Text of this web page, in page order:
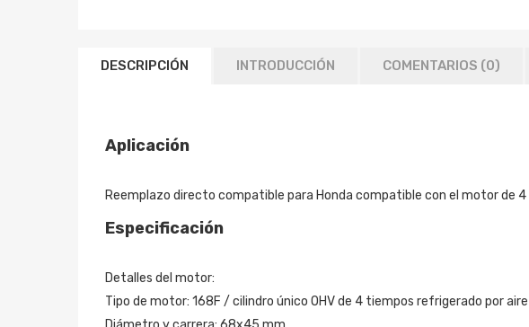
DESCRIPCIÓN INTRODUCCIÓN COMENTARIOS (0)
Aplicación
Reemplazo directo compatible para Honda compatible con el motor de
Especificación
Detalles del motor:
Tipo de motor: 168F / cilindro único OHV de 4 tiempos refrigerado por aire